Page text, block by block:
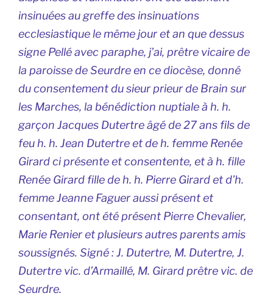
insinuées au greffe des insinuations
ecclesiastique le même jour et an que dessus
signe Pellé avec paraphe, j’ai, prêtre vicaire de
la paroisse de Seurdre en ce diocèse, donné
du consentement du sieur prieur de Brain sur
les Marches, la bénédiction nuptiale à h. h.
garçon Jacques Dutertre âgé de 27 ans fils de
feu h. h. Jean Dutertre et de h. femme Renée
Girard ci présente et consentente, et à h. fille
Renée Girard fille de h. h. Pierre Girard et d’h.
femme Jeanne Faguer aussi présent et
consentant, ont été présent Pierre Chevalier,
Marie Renier et plusieurs autres parents amis
soussignés. Signé : J. Dutertre, M. Dutertre, J.
Dutertre vic. d’Armaillé, M. Girard prêtre vic. de
Seurdre.